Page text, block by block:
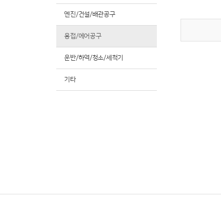
엔진/건설/배관공구
용접/에어공구
운반/하역/청소/세척기
기타